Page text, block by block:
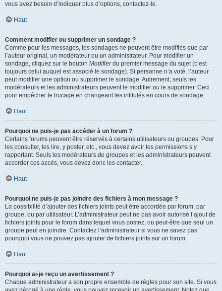
vous avez besoin d’indiquer plus d’options, contactez-le.
Haut
Comment modifier ou supprimer un sondage ?
Comme pour les messages, les sondages ne peuvent être modifiés que par
l’auteur original, un modérateur ou un administrateur. Pour modifier un
sondage, cliquez sur le bouton Modifierdu premier message du sujet (c’est
toujours celui auquel est associé le sondage). Si personne n’a voté, l’auteur
peut modifier une option ou supprimer le sondage. Autrement, seuls les
modérateurs et les administrateurs peuvent le modifier ou le supprimer. Ceci
pour empêcher le trucage en changeant les intitulés en cours de sondage.
Haut
Pourquoi ne puis-je pas accéder à un forum ?
Certains forums peuvent être réservés à certains utilisateurs ou groupes. Pour
les consulter, les lire, y poster, etc., vous devez avoir les permissions s’y
rapportant. Seuls les modérateurs de groupes et les administrateurs peuvent
accorder ces accès, vous devez donc les contacter.
Haut
Pourquoi ne puis-je pas joindre des fichiers à mon message ?
La possibilité d’ajouter des fichiers joints peut être accordée par forum, par
groupe, ou par utilisateur. L’administrateur peut ne pas avoir autorisé l’ajout de
fichiers joints pour le forum dans lequel vous postez, ou peut-être que seul un
groupe peut en joindre. Contactez l’administrateur si vous ne savez pas
pourquoi vous ne pouvez pas ajouter de fichiers joints sur un forum.
Haut
Pourquoi ai-je reçu un avertissement ?
Chaque administrateur a son propre ensemble de règles pour son site. Si vous